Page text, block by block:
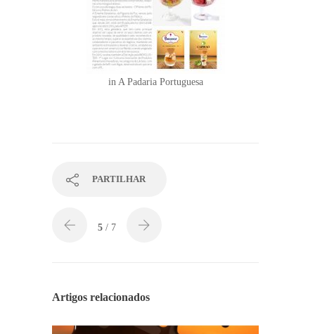
in A Padaria Portuguesa
PARTILHAR
5 / 7
Artigos relacionados